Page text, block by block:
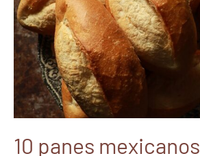
10 panes mexicanos